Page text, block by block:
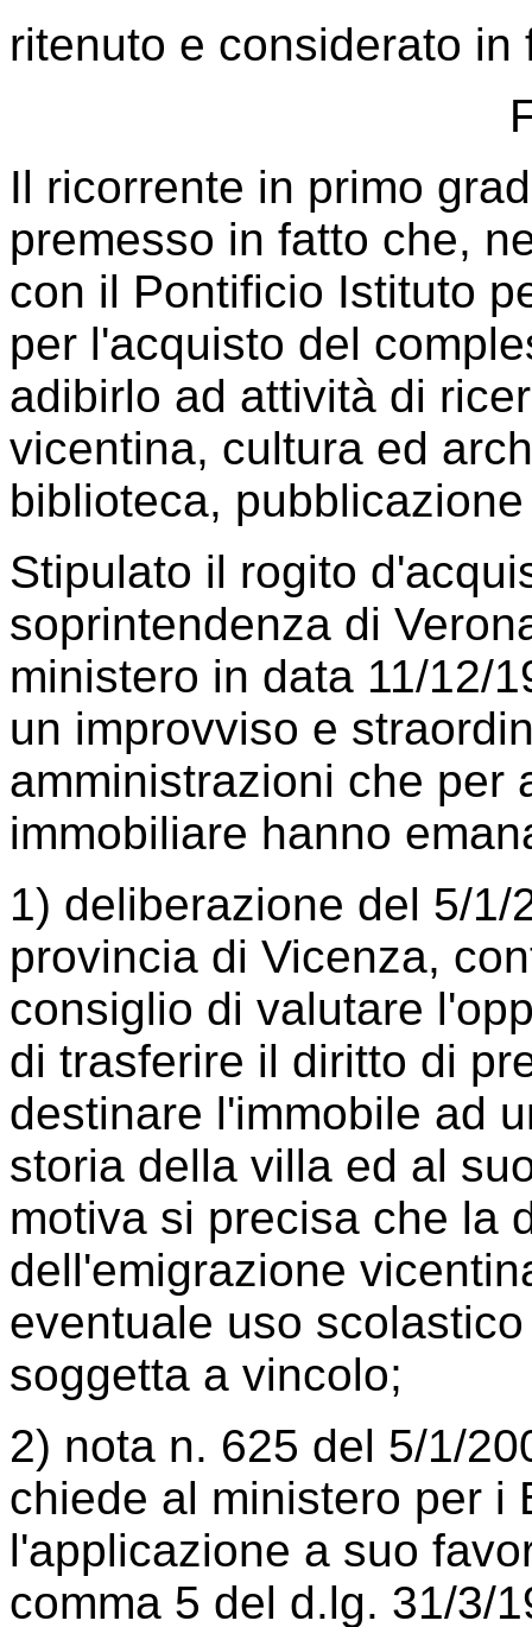
ritenuto e considerato
Il ricorrente in primo
premesso in fatto che,
con il Pontificio Istituto
per l'acquisto del
adibirlo ad attività di
vicentina, cultura ed
biblioteca,
Stipulato il rogito
soprintendenza di
ministero in data 11/12/
un improvviso e
amministrazioni che per
immobiliare hanno
1) deliberazione del 5/
provincia di Vicenza,
consiglio di valutare
di trasferire il diritto di
destinare l'immobile ad
storia della villa ed al
motiva si precisa che la
dell'emigrazione
eventuale uso
soggetta a vincolo;
2) nota n. 625 del 5/1/
chiede al ministero per i
l'applicazione a suo
comma 5 del d.lg. 31/3/